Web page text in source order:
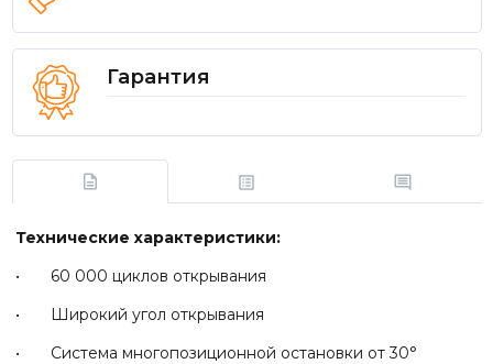
Гарантия
Технические характеристики:
• 60 000 циклов открывания
• Широкий угол открывания
• Система многопозиционной остановки от 30°